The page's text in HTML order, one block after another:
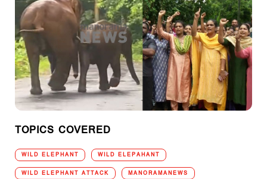
TOPICS COVERED
WILD ELEPHANT WILD ELEPAHANT
WILD ELEPHANT ATTACK MANORAMANEWS